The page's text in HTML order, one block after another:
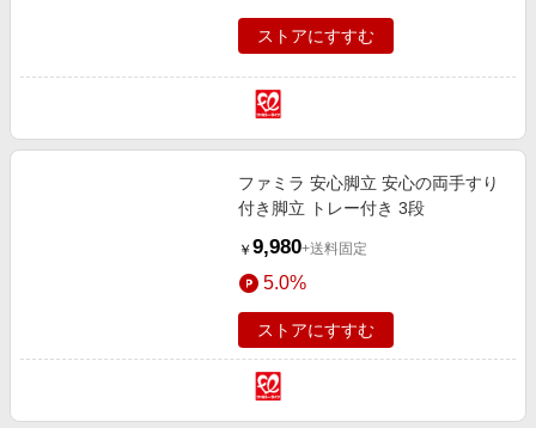
ストアにすすむ
ファミラ 安心脚立 安心の両手すり
付き脚立 トレー付き 3段
￥ 9,980+送料固定
5.0%
ストアにすすむ